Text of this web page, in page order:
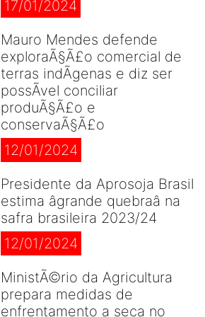
17/01/2024
Mauro Mendes defende
exploraÃ§Ã£o comercial de
terras indÃ­genas e diz ser
possÃ­vel conciliar
produÃ§Ã£o e
conservaÃ§Ã£o
12/01/2024
Presidente da Aprosoja Brasil
estima âgrande quebraâ na
safra brasileira 2023/24
12/01/2024
MinistÃ©rio da Agricultura
prepara medidas de
enfrentamento a seca no